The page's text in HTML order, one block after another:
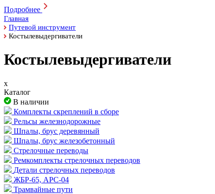
Подробнее
Главная
Путевой инструмент
Костылевыдергиватели
Костылевыдергиватели
x
Каталог
В наличии
Комплекты скреплений в сборе
Рельсы железнодорожные
Шпалы, брус деревянный
Шпалы, брус железобетонный
Стрелочные переводы
Ремкомплекты стрелочных переводов
Детали стрелочных переводов
ЖБР-65, АРС-04
Трамвайные пути